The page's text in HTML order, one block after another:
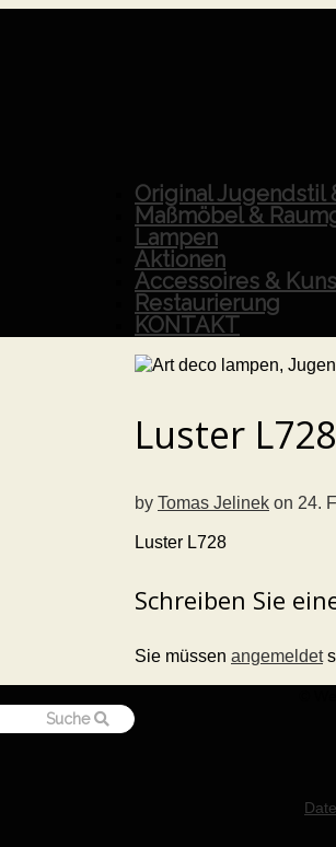
Original Jugendstil
Maßmöbel &
Lampen
Aktionen
Accessoires &
Restaurierung
KONTAKT
Luster L728
by Tomas Jelinek on 24.
Luster L728
Schreiben Sie
Sie müssen angemeldet